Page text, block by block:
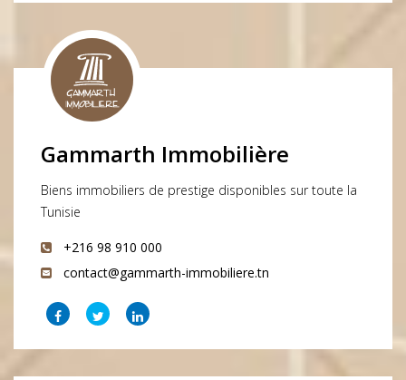
Gammarth Immobilière
Biens immobiliers de prestige disponibles sur toute la
Tunisie
+216 98 910 000
contact@gammarth-immobiliere.tn